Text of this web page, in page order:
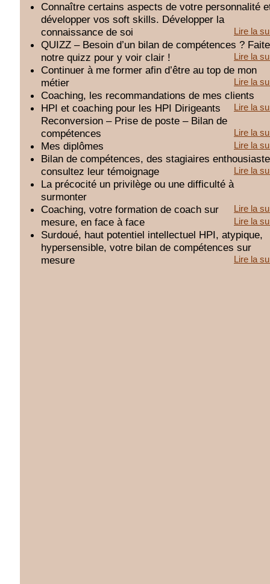
Connaître certains aspects de votre personnalité
développer vos soft skills. Développer la
connaissance de soi
Lire la
QUIZZ – Besoin d’un bilan de compétences ?
notre quizz pour y voir clair !
Lire la
Continuer à me former afin d’être au top de mon
métier
Lire la
Coaching, les recommandations de mes clients
Lire la
HPI et coaching pour les HPI Dirigeants
Reconversion – Prise de poste – Bilan de
compétences
Lire la
Mes diplômes Lire la
Bilan de compétences, des stagiaires
consultez leur témoignage
Lire la
La précocité un privilège ou une difficulté à
surmonter
Lire la
Coaching, votre formation de coach sur
mesure, en face à face
Lire la
Surdoué, haut potentiel intellectuel HPI, atypique,
hypersensible, votre bilan de compétences sur
mesure
Lire la